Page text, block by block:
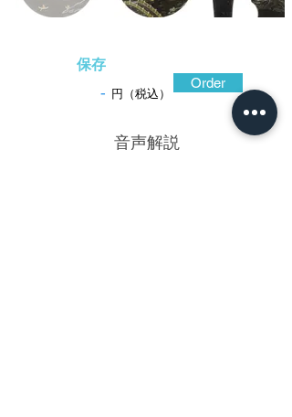
保存
- 円（税込）
Order
​音声解説